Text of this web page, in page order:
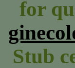
for
Stub